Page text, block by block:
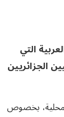
التي
الجزائريين
محلية، بخصوص